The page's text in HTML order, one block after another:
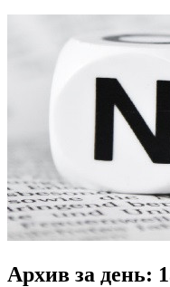
Архив за день: